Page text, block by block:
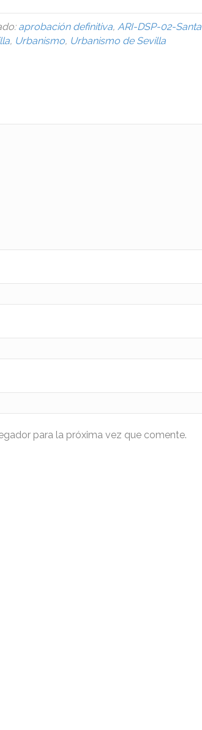
aprobación definitiva, ARI-DSP-02-Santa
, Urbanismo, Urbanismo de Sevilla
para la próxima vez que comente.